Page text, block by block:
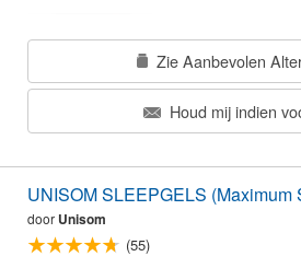
Zie Aanbevolen
Houd mij indien
UNISOM SLEEPGELS (Maximum
door Unisom
(55)